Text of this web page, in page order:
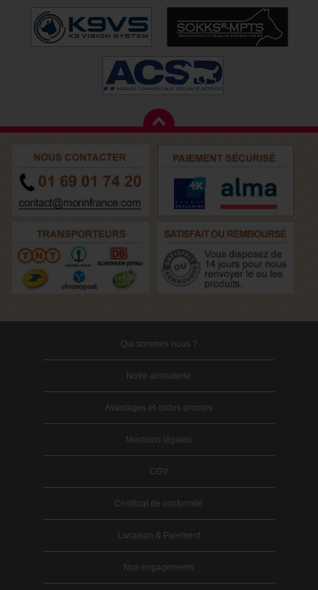
Qui sommes nous ?
Notre animalerie
Avantages et codes promos
Mentions légales
CGV
Certificat de conformité
Livraison & Paiement
Nos engagements